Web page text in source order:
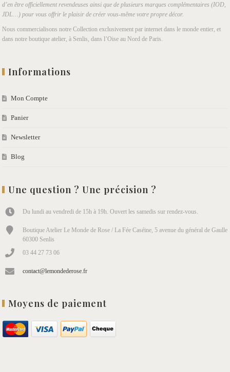
d’en être officiellement revendeuses ainsi que de plusieurs marques complémentaires (IOD,
JDL…) pour vous offrir le plaisir de créer vous-même votre propre décor.
Nous commercialisons notre Collection exclusivement par internet dans le monde entier, et
dans notre boutique atelier, à Senlis, dans l’Oise au Nord de Paris.
Informations
Mon Compte
Panier
Newsletter
Blog
Une question ? Une précision ?
Du lundi au vendredi de 15h à 19h. Ouvert les samedis sur rendez-vous.
Boutique Atelier Le Monde de Rose / La Fée Caséine, 5 avenue du général de Gaulle
60300 Senlis
03 44 27 73 06
contact@lemondederose.fr
Moyens de paiement